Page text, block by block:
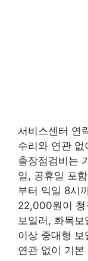
서비스센터 연
수리와 연관 없
출장점검비는
일, 공휴일 포
부터 익일 8시
22,000원이 청
보일러, 화목
이상 중대형
연관 없이 기